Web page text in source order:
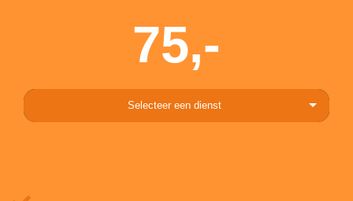
75,-
Selecteer een dienst